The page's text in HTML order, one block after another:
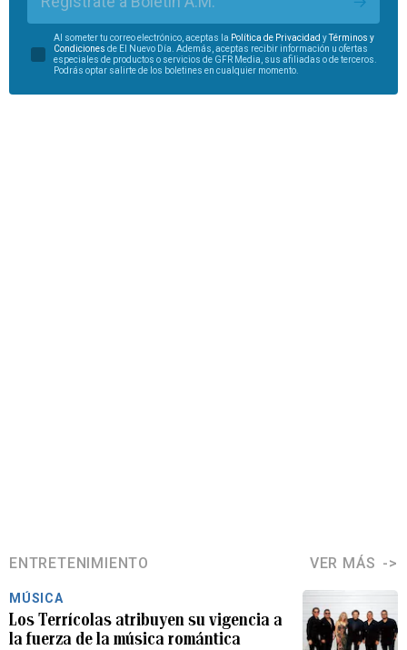
Al someter tu correo electrónico, aceptas la Política de Privacidad y
Términos y
Condiciones de El Nuevo Día. Además, aceptas recibir información u ofertas
especiales de productos o servicios de GFR Media, sus afiliadas o de terceros.
Podrás optar salirte de los boletines en cualquier momento.
ENTRETENIMIENTO VER MÁS
MÚSICA
Los Terrícolas atribuyen su vigencia a
la fuerza de la música romántica